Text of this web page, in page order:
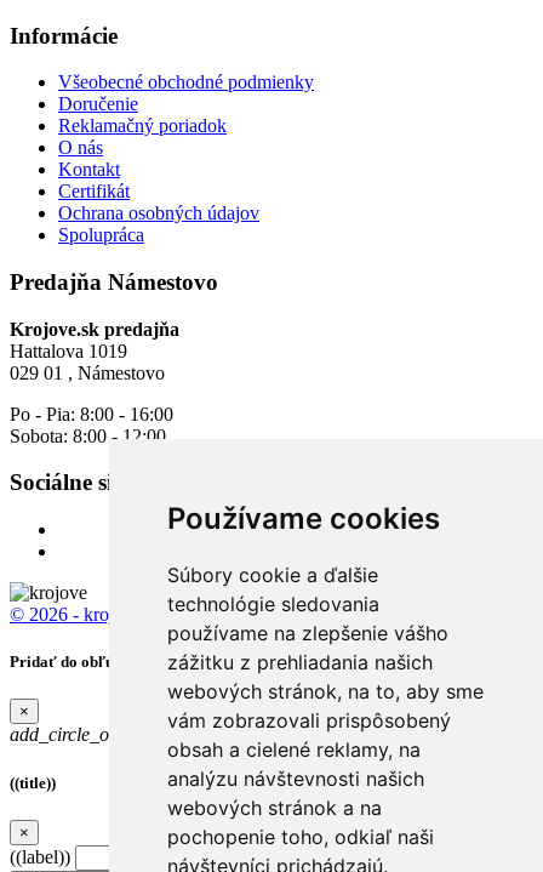
Používame cookies
Súbory cookie a ďalšie
technológie sledovania
používame na zlepšenie vášho
zážitku z prehliadania našich
webových stránok, na to, aby sme
vám zobrazovali prispôsobený
obsah a cielené reklamy, na
analýzu návštevnosti našich
webových stránok a na
pochopenie toho, odkiaľ naši
návštevníci prichádzajú.
Informácie
Všeobecné obchodné podmienky
Doručenie
Reklamačný poriadok
O nás
Kontakt
Certifikát
Ochrana osobných údajov
Spolupráca
Predajňa Námestovo
Krojove.sk predajňa
Hattalova 1019
029 01 , Námestovo
Po - Pia: 8:00 - 16:00
Sobota: 8:00 - 12:00
Sociálne siete
© 2026 - krojove.sk All rights reserved.
Pridať do obľúbených
×
add_circle_outline Obľúbené
((title))
×
((label))